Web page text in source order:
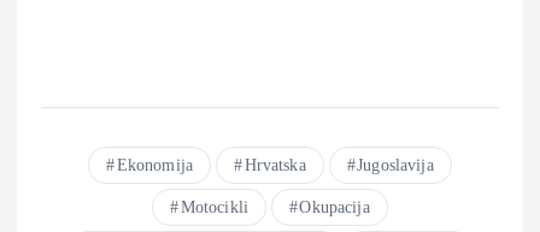
Ekonomija Hrvatska Jugoslavija
Motocikli Okupacija